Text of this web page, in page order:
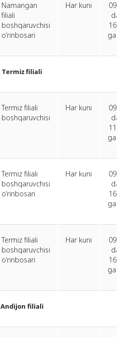
Namangan
filiali
boshqaruvchisi
o‘rinbosari
Har kuni
dan
Termiz filiali
Termiz filiali
boshqaruvchisi
Har kuni
dan
Termiz filiali
boshqaruvchisi
o‘rinbosari
Har kuni
dan
Termiz filiali
boshqaruvchisi
o‘rinbosari
Har kuni
dan
Andijon filiali